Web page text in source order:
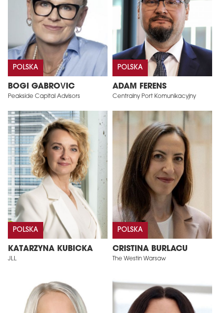
POLSKA
BOGI GABROVIC
Peakside Capital Advisors
POLSKA
ADAM FERENS
Centralny Port Komunikacyjny
POLSKA
KATARZYNA KUBICKA
JLL
POLSKA
CRISTINA BURLACU
The Westin Warsaw